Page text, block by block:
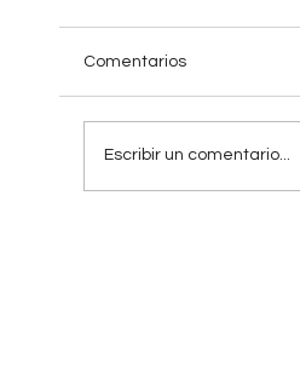
Comentarios
Escribir un comentario...